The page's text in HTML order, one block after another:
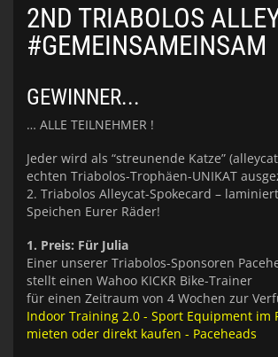
2ND TRIABOLOS
#GEMEINSAMEINSAM
GEWINNER...
… ALLE TEILNEHMER !
Jeder wird als “streunende Katze”
echten Triabolos-Trophäen-UNIKAT
2. Triabolos Alleycat-Spokecard –
Speichen Eurer Räder!
1. Preis: Für Julia
Einer unserer Triabolos-Sponsoren
stellt einen Wahoo KICKR Bike-Trainer
für einen Zeitraum von 4 Wochen zur
Indoor Training 2.0 - Sport Equipment im
mieten oder direkt kaufen - Paceheads